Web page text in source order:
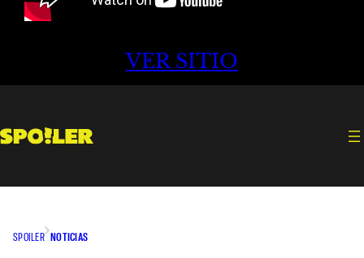
VER SITIO
SPOILER NOTICIAS